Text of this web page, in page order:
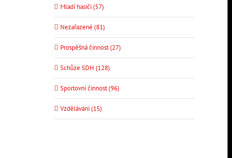
Mladí hasiči (57)
Nezařazené (81)
Prospěšná činnost (27)
Schůze SDH (128)
Sportovní činnost (96)
Vzdělávání (15)